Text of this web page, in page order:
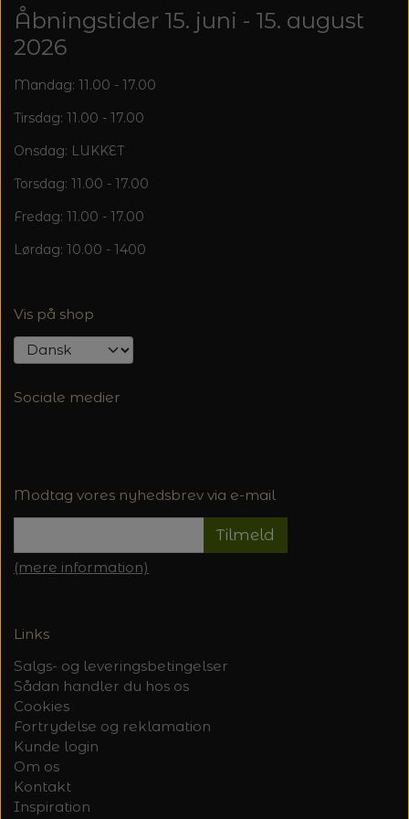
TRYKLÅSE
Åbningstider 15. juni - 15. august
2026
Mandag: 11.00 - 17.00
Tirsdag: 11.00 - 17.00
Onsdag: LUKKET
Torsdag: 11.00 - 17.00
Fredag: 11.00 - 17.00
Lørdag: 10.00 - 1400
Vis på shop
Sociale medier
Modtag vores nyhedsbrev via e-mail
Tilmeld
(mere information)
Links
Salgs- og leveringsbetingelser
Sådan handler du hos os
Cookies
Fortrydelse og reklamation
Kunde login
Om os
Kontakt
Inspiration